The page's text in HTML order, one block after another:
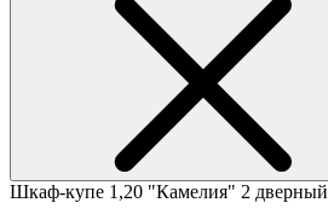
Шкаф-купе 1,20 "Камелия" 2 дверный